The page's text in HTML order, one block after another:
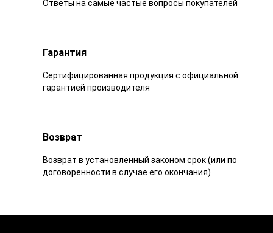
Ответы на самые частые вопросы покупателей
Гарантия
Сертифицированная продукция с официальной
гарантией производителя
Возврат
Возврат в установленный законом срок (или по
договоренности в случае его окончания)